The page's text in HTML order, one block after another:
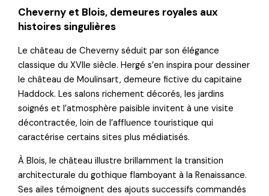
Cheverny et Blois, demeures royales aux
histoires singulières
Le château de Cheverny séduit par son élégance
classique du XVIIe siècle. Hergé s’en inspira pour dessiner
le château de Moulinsart, demeure fictive du capitaine
Haddock. Les salons richement décorés, les jardins
soignés et l’atmosphère paisible invitent à une visite
décontractée, loin de l’affluence touristique qui
caractérise certains sites plus médiatisés.
À Blois, le château illustre brillamment la transition
architecturale du gothique flamboyant à la Renaissance.
Ses ailes témoignent des ajouts successifs commandés